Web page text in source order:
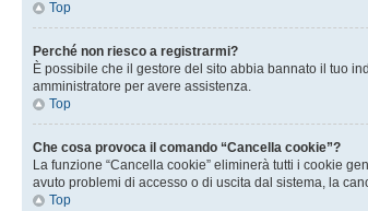
Top
Perché non riesco a registrarmi?
È possibile che il gestore del sito abbia bannato il tuo
amministratore per avere assistenza.
Top
Che cosa provoca il comando “Cancella cookie”?
La funzione “Cancella cookie” eliminerà tutti i cookie
avuto problemi di accesso o di uscita dal sistema, la
Top